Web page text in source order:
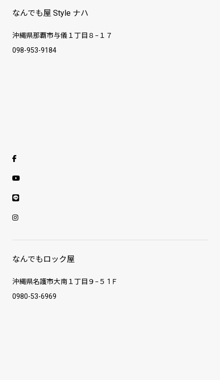
なんでも屋 Style ナハ
沖縄県那覇市与儀１丁目８−１７
098-953-9184
なんでもロック屋
沖縄県名護市大南１丁目９−５ 1Ｆ
0980-53-6969